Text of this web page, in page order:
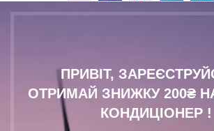
ПРИВІТ,
ОТРИМАЙ ЗНИЖКУ 200₴
КОНДИЦІОНЕР !